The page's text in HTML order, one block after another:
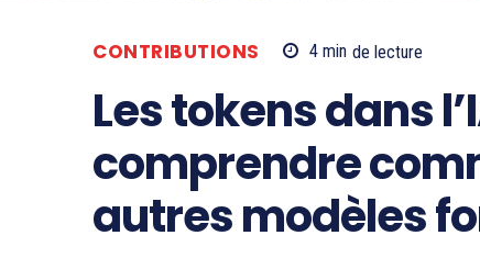
CONTRIBUTIONS 4min de lecture
Les tokens dans
comprendre
autres modèles